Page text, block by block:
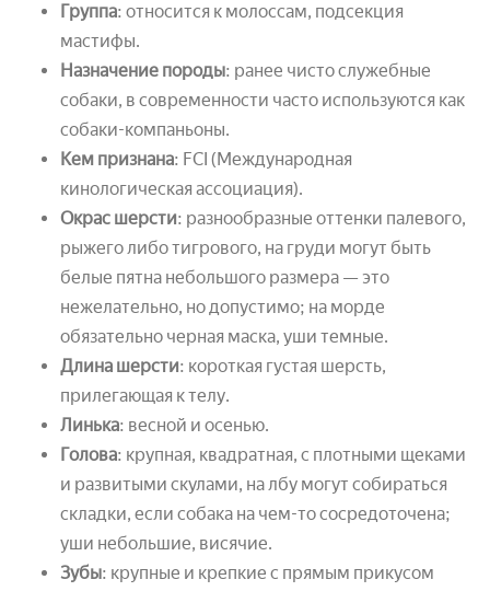
Группа: относится к молоссам, подсекция
мастифы.
Назначение породы: ранее чисто служебные
собаки, в современности часто используются как
собаки-компаньоны.
Кем признана: FCI (Международная
кинологическая ассоциация).
Окрас шерсти: разнообразные оттенки палевого,
рыжего либо тигрового, на груди могут быть
белые пятна небольшого размера — это
нежелательно, но допустимо; на морде
обязательно черная маска, уши темные.
Длина шерсти: короткая густая шерсть,
прилегающая к телу.
Линька: весной и осенью.
Голова: крупная, квадратная, с плотными щеками
и развитыми скулами, на лбу могут собираться
складки, если собака на чем-то сосредоточена;
уши небольшие, висячие.
Зубы: крупные и крепкие с прямым прикусом